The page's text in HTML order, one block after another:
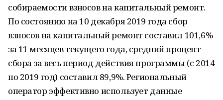
собираемости взносов на капитальный ремонт.
По состоянию на 10 декабря 2019 года сбор
взносов на капитальный ремонт составил 101,6%
за 11 месяцев текущего года, средний процент
сбора за весь период действия программы (с 2014
по 2019 год) составил 89,9%. Региональный
оператор эффективно использует данные